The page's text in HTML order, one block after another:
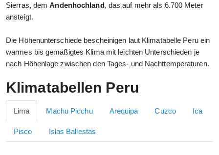
Sierras, demAndenhochland, das auf mehr als 6.700 Meter
ansteigt.
Die Höhenunterschiede bescheinigen laut Klimatabelle Peru ein
warmes bis gemäßigtes Klima mit leichten Unterschieden je
nach Höhenlage zwischen den Tages- und Nachttemperaturen.
Klimatabellen Peru
Lima Machu Picchu Arequipa Cuzco Ica
Pisco Islas Ballestas